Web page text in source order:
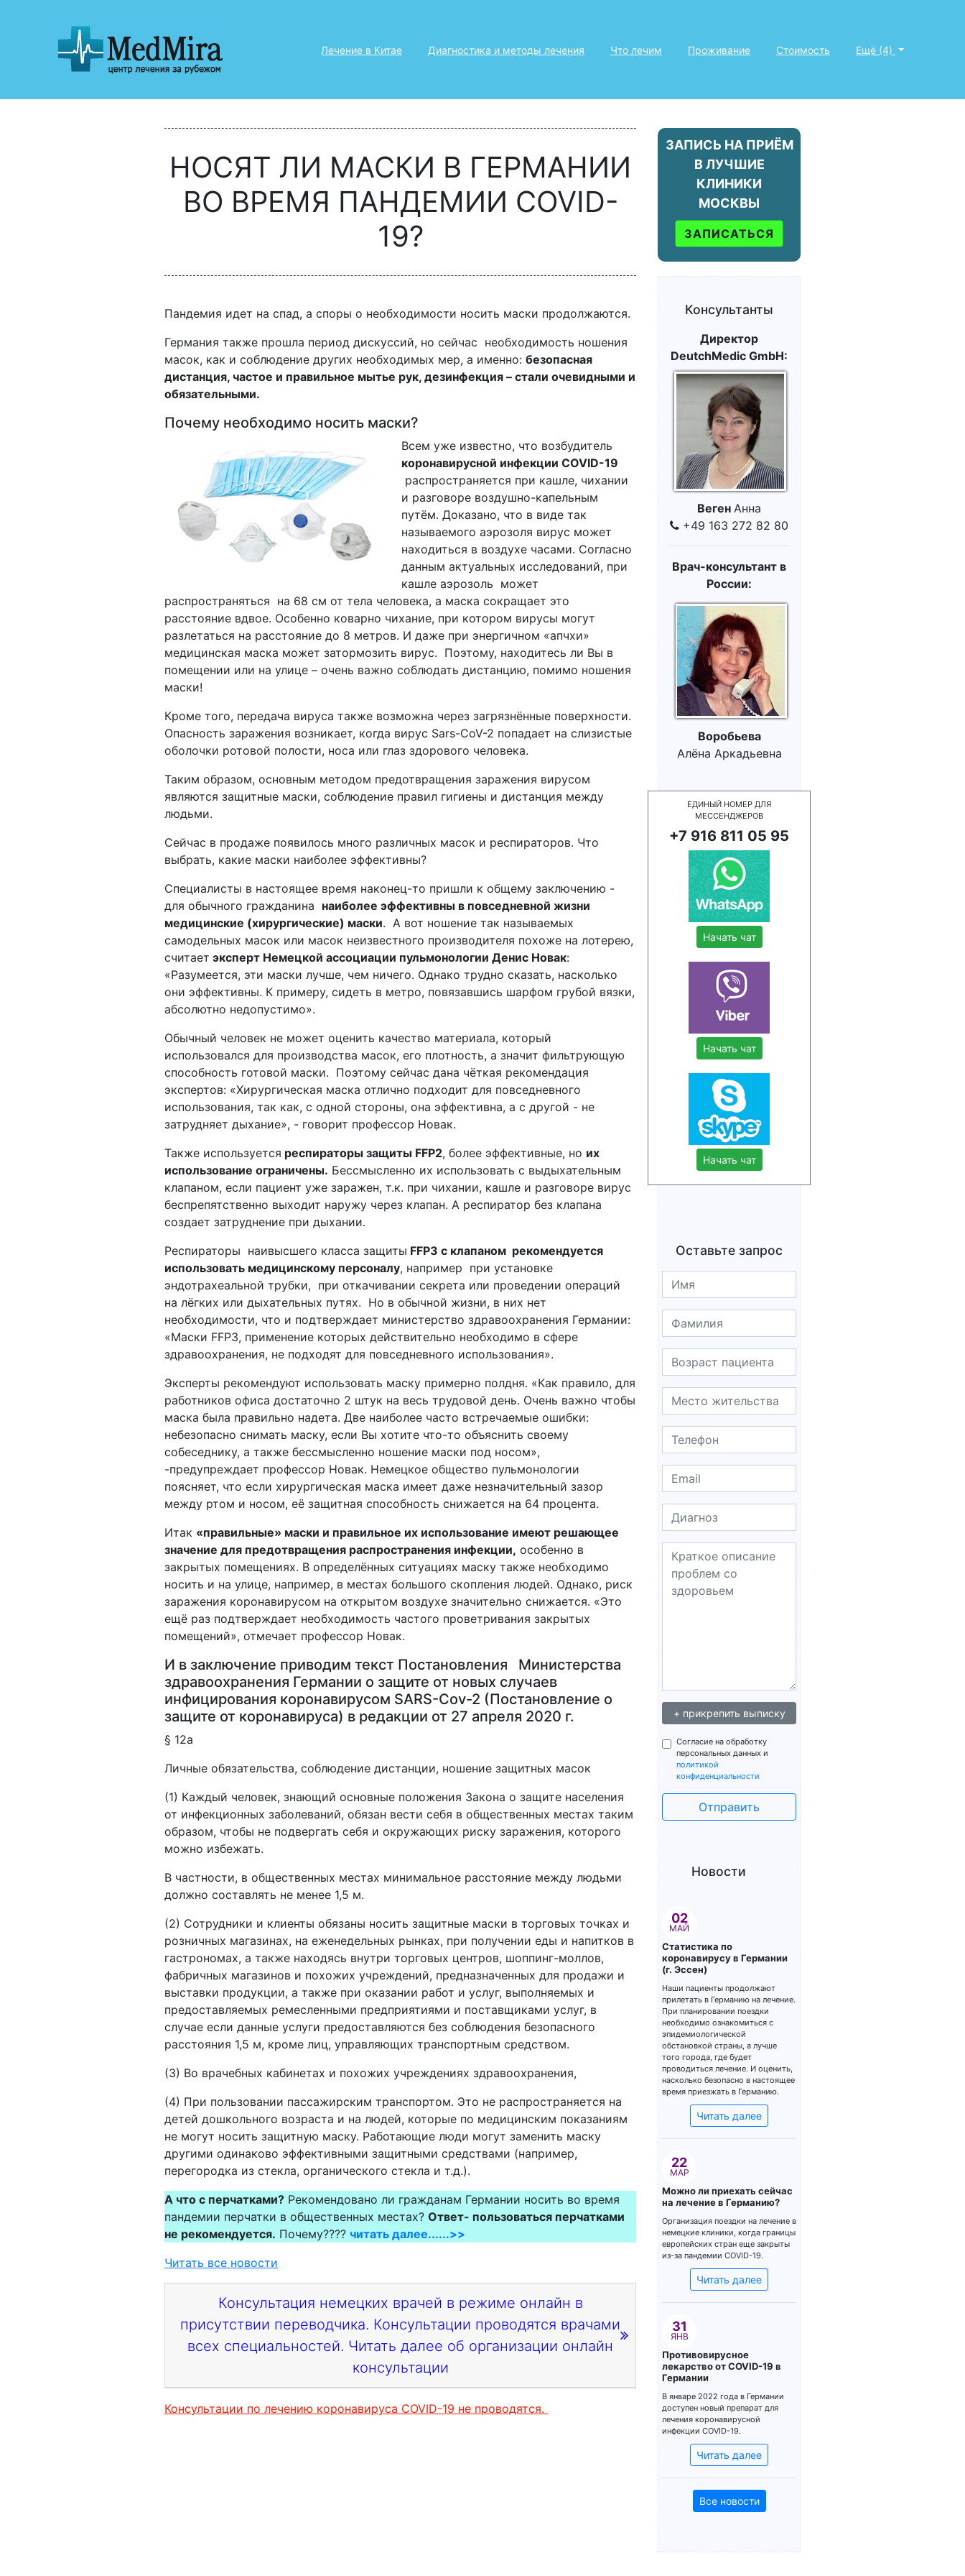
Лечение в Китае Диагностика и методы лечения Что лечим Проживание Стоимость Ещё (4)
НОСЯТ ЛИ МАСКИ В ГЕРМАНИИ
ВО ВРЕМЯ ПАНДЕМИИ COVID-
19?
Пандемия идет на спад, а споры о необходимости носить маски продолжаются.
Германия также прошла период дискуссий, но сейчас необходимость ношения
масок, как и соблюдение других необходимых мер, а именно: безопасная
дистанция, частое и правильное мытье рук, дезинфекция – стали очевидными и
обязательными.
Почему необходимо носить маски?
Всем уже известно, что возбудитель
коронавирусной инфекции COVID-19
распространяется при кашле, чихании
и разговоре воздушно-капельным
путём. Доказано, что в виде так
называемого аэрозоля вирус может
находиться в воздухе часами. Согласно
данным актуальных исследований, при
кашле аэрозоль может
распространяться на 68 см от тела человека, а маска сокращает это
расстояние вдвое. Особенно коварно чихание, при котором вирусы могут
разлетаться на расстояние до 8 метров. И даже при энергичном «апчхи»
медицинская маска может затормозить вирус. Поэтому, находитесь ли Вы в
помещении или на улице – очень важно соблюдать дистанцию, помимо ношения
маски!
Кроме того, передача вируса также возможна через загрязнённые поверхности.
Опасность заражения возникает, когда вирус Sars-CoV-2 попадает на слизистые
оболочки ротовой полости, носа или глаз здорового человека.
Таким образом, основным методом предотвращения заражения вирусом
являются защитные маски, соблюдение правил гигиены и дистанция между
людьми.
Сейчас в продаже появилось много различных масок и респираторов. Что
выбрать, какие маски наиболее эффективны?
Специалисты в настоящее время наконец-то пришли к общему заключению -
для обычного гражданина наиболее эффективны в повседневной жизни
медицинские (хирургические) маски. А вот ношение так называемых
самодельных масок или масок неизвестного производителя похоже на лотерею,
считает эксперт Немецкой ассоциации пульмонологии Денис Новак:
«Разумеется, эти маски лучше, чем ничего. Однако трудно сказать, насколько
они эффективны. К примеру, сидеть в метро, повязавшись шарфом грубой вязки,
абсолютно недопустимо».
Обычный человек не может оценить качество материала, который
использовался для производства масок, его плотность, а значит фильтрующую
способность готовой маски. Поэтому сейчас дана чёткая рекомендация
экспертов: «Хирургическая маска отлично подходит для повседневного
использования, так как, с одной стороны, она эффективна, а с другой - не
затрудняет дыхание», - говорит профессор Новак.
Также используется респираторы защиты FFP2, более эффективные, но их
использование ограничены. Бессмысленно их использовать с выдыхательным
клапаном, если пациент уже заражен, т.к. при чихании, кашле и разговоре вирус
беспрепятственно выходит наружу через клапан. А респиратор без клапана
создает затруднение при дыхании.
Респираторы наивысшего класса защиты FFP3 с клапаном рекомендуется
использовать медицинскому персоналу, например при установке
эндотрахеальной трубки, при откачивании секрета или проведении операций
на лёгких или дыхательных путях. Но в обычной жизни, в них нет
необходимости, что и подтверждает министерство здравоохранения Германии:
«Маски FFP3, применение которых действительно необходимо в сфере
здравоохранения, не подходят для повседневного использования».
Эксперты рекомендуют использовать маску примерно полдня. «Как правило, для
работников офиса достаточно 2 штук на весь трудовой день. Очень важно чтобы
маска была правильно надета. Две наиболее часто встречаемые ошибки:
небезопасно снимать маску, если Вы хотите что-то объяснить своему
собеседнику, а также бессмысленно ношение маски под носом»,
-предупреждает профессор Новак. Немецкое общество пульмонологии
поясняет, что если хирургическая маска имеет даже незначительный зазор
между ртом и носом, её защитная способность снижается на 64 процента.
Итак «правильные» маски и правильное их использование имеют решающее
значение для предотвращения распространения инфекции, особенно в
закрытых помещениях. В определённых ситуациях маску также необходимо
носить и на улице, например, в местах большого скопления людей. Однако, риск
заражения коронавирусом на открытом воздухе значительно снижается. «Это
ещё раз подтверждает необходимость частого проветривания закрытых
помещений», отмечает профессор Новак.
И в заключение приводим текст Постановления Министерства
здравоохранения Германии о защите от новых случаев
инфицирования коронавирусом SARS-Cov-2 (Постановление о
защите от коронавируса) в редакции от 27 апреля 2020 г.
§ 12а
Личные обязательства, соблюдение дистанции, ношение защитных масок
(1) Каждый человек, знающий основные положения Закона о защите населения
от инфекционных заболеваний, обязан вести себя в общественных местах таким
образом, чтобы не подвергать себя и окружающих риску заражения, которого
можно избежать.
В частности, в общественных местах минимальное расстояние между людьми
должно составлять не менее 1,5 м.
(2) Сотрудники и клиенты обязаны носить защитные маски в торговых точках и
розничных магазинах, на еженедельных рынках, при получении еды и напитков в
гастрономах, а также находясь внутри торговых центров, шоппинг-моллов,
фабричных магазинов и похожих учреждений, предназначенных для продажи и
выставки продукции, а также при оказании работ и услуг, выполняемых и
предоставляемых ремесленными предприятиями и поставщиками услуг, в
случае если данные услуги предоставляются без соблюдения безопасного
расстояния 1,5 м, кроме лиц, управляющих транспортным средством.
(3) Во врачебных кабинетах и похожих учреждениях здравоохранения,
(4) При пользовании пассажирским транспортом. Это не распространяется на
детей дошкольного возраста и на людей, которые по медицинским показаниям
не могут носить защитную маску. Работающие люди могут заменить маску
другими одинаково эффективными защитными средствами (например,
перегородка из стекла, органического стекла и т.д.).
А что с перчатками? Рекомендовано ли гражданам Германии носить во время
пандемии перчатки в общественных местах? Ответ- пользоваться перчатками
не рекомендуется. Почему???? читать далее......>>
Читать все новости
Консультация немецких врачей в режиме онлайн в
присутствии переводчика. Консультации проводятся врачами
всех специальностей. Читать далее об организации онлайн
консультации
Консультации по лечению коронавируса COVID-19 не проводятся.
ЗАПИСЬ НА ПРИЁМ
В ЛУЧШИЕ
КЛИНИКИ
МОСКВЫ
ЗАПИСАТЬСЯ
Консультанты
Директор
DeutchMedic GmbH:
Веген Анна
+49 163 272 82 80
Врач-консультант в
России:
Воробьева
Алёна Аркадьевна
ЕДИНЫЙ НОМЕР ДЛЯ
МЕССЕНДЖЕРОВ
+7 916 811 05 95
Начать чат
Начать чат
Начать чат
Оставьте запрос
+ прикрепить выписку
Согласие на обработку
персональных данных и
политикой
конфиденциальности
Отправить
Новости
02
МАЙ
Статистика по
коронавирусу в Германии
(г. Эссен)
Наши пациенты продолжают
прилетать в Германию на лечение.
При планировании поездки
необходимо ознакомиться с
эпидемиологической
обстановкой страны, а лучше
того города, где будет
проводиться лечение. И оценить,
насколько безопасно в настоящее
время приезжать в Германию.
Читать далее
22
МАР
Можно ли приехать сейчас
на лечение в Германию?
Организация поездки на лечение в
немецкие клиники, когда границы
европейских стран еще закрыты
из-за пандемии COVID-19.
Читать далее
31
ЯНВ
Противовирусное
лекарство от COVID-19 в
Германии
В январе 2022 года в Германии
доступен новый препарат для
лечения коронавирусной
инфекции COVID-19.
Читать далее
Все новости